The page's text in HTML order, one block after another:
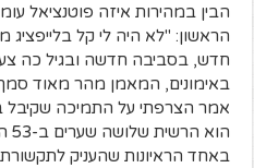
הבין במהירות איזה פוטנציאל
הראשון: "לא היה לי קל בלייפציג
חדש, בסביבה חדשה ובגיל כה
באימונים, המאמן מהר מאוד סמך
אמר הצרפתי על התמיכה
באחד הראיונות שהעניק